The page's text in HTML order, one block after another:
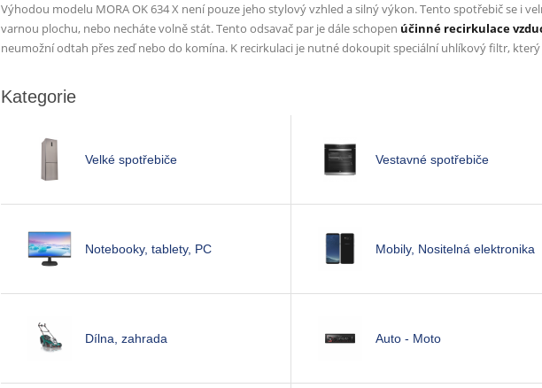
Výhodou modelu MORA OK 634 X není pouze jeho stylový vzhled a silný výkon. Tento spotřebič se i
varnou plochu, nebo necháte volně stát. Tento odsavač par je dále schopen účinné recirkulace
neumožní odtah přes zeď nebo do komína. K recirkulaci je nutné dokoupit speciální uhlíkový filtr,
Kategorie
Velké spotřebiče Vestavné spotřebiče
Notebooky, tablety, PC Mobily, Nositelná elektronika
Dílna, zahrada Auto - Moto